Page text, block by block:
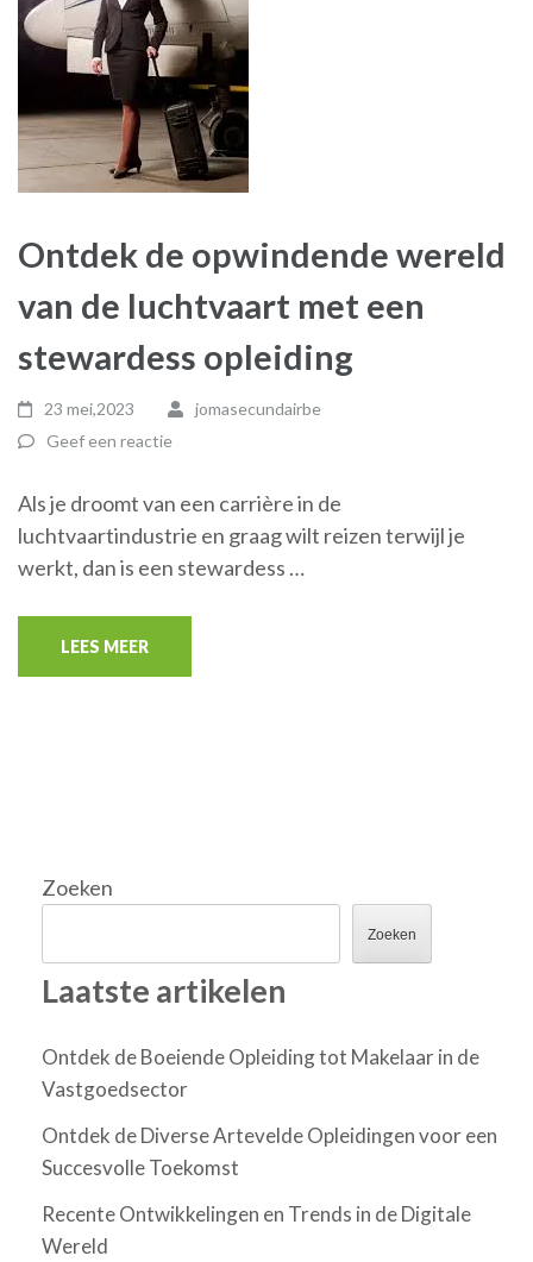
Ontdek de opwindende wereld
van de luchtvaart met een
stewardess opleiding
23 mei,2023
jomasecundairbe
Geef een reactie
Als je droomt van een carrière in de
luchtvaartindustrie en graag wilt reizen terwijl je
werkt, dan is een stewardess …
LEES MEER
Zoeken
Zoeken
Laatste artikelen
Ontdek de Boeiende Opleiding tot Makelaar in de
Vastgoedsector
Ontdek de Diverse Artevelde Opleidingen voor een
Succesvolle Toekomst
Recente Ontwikkelingen en Trends in de Digitale
Wereld